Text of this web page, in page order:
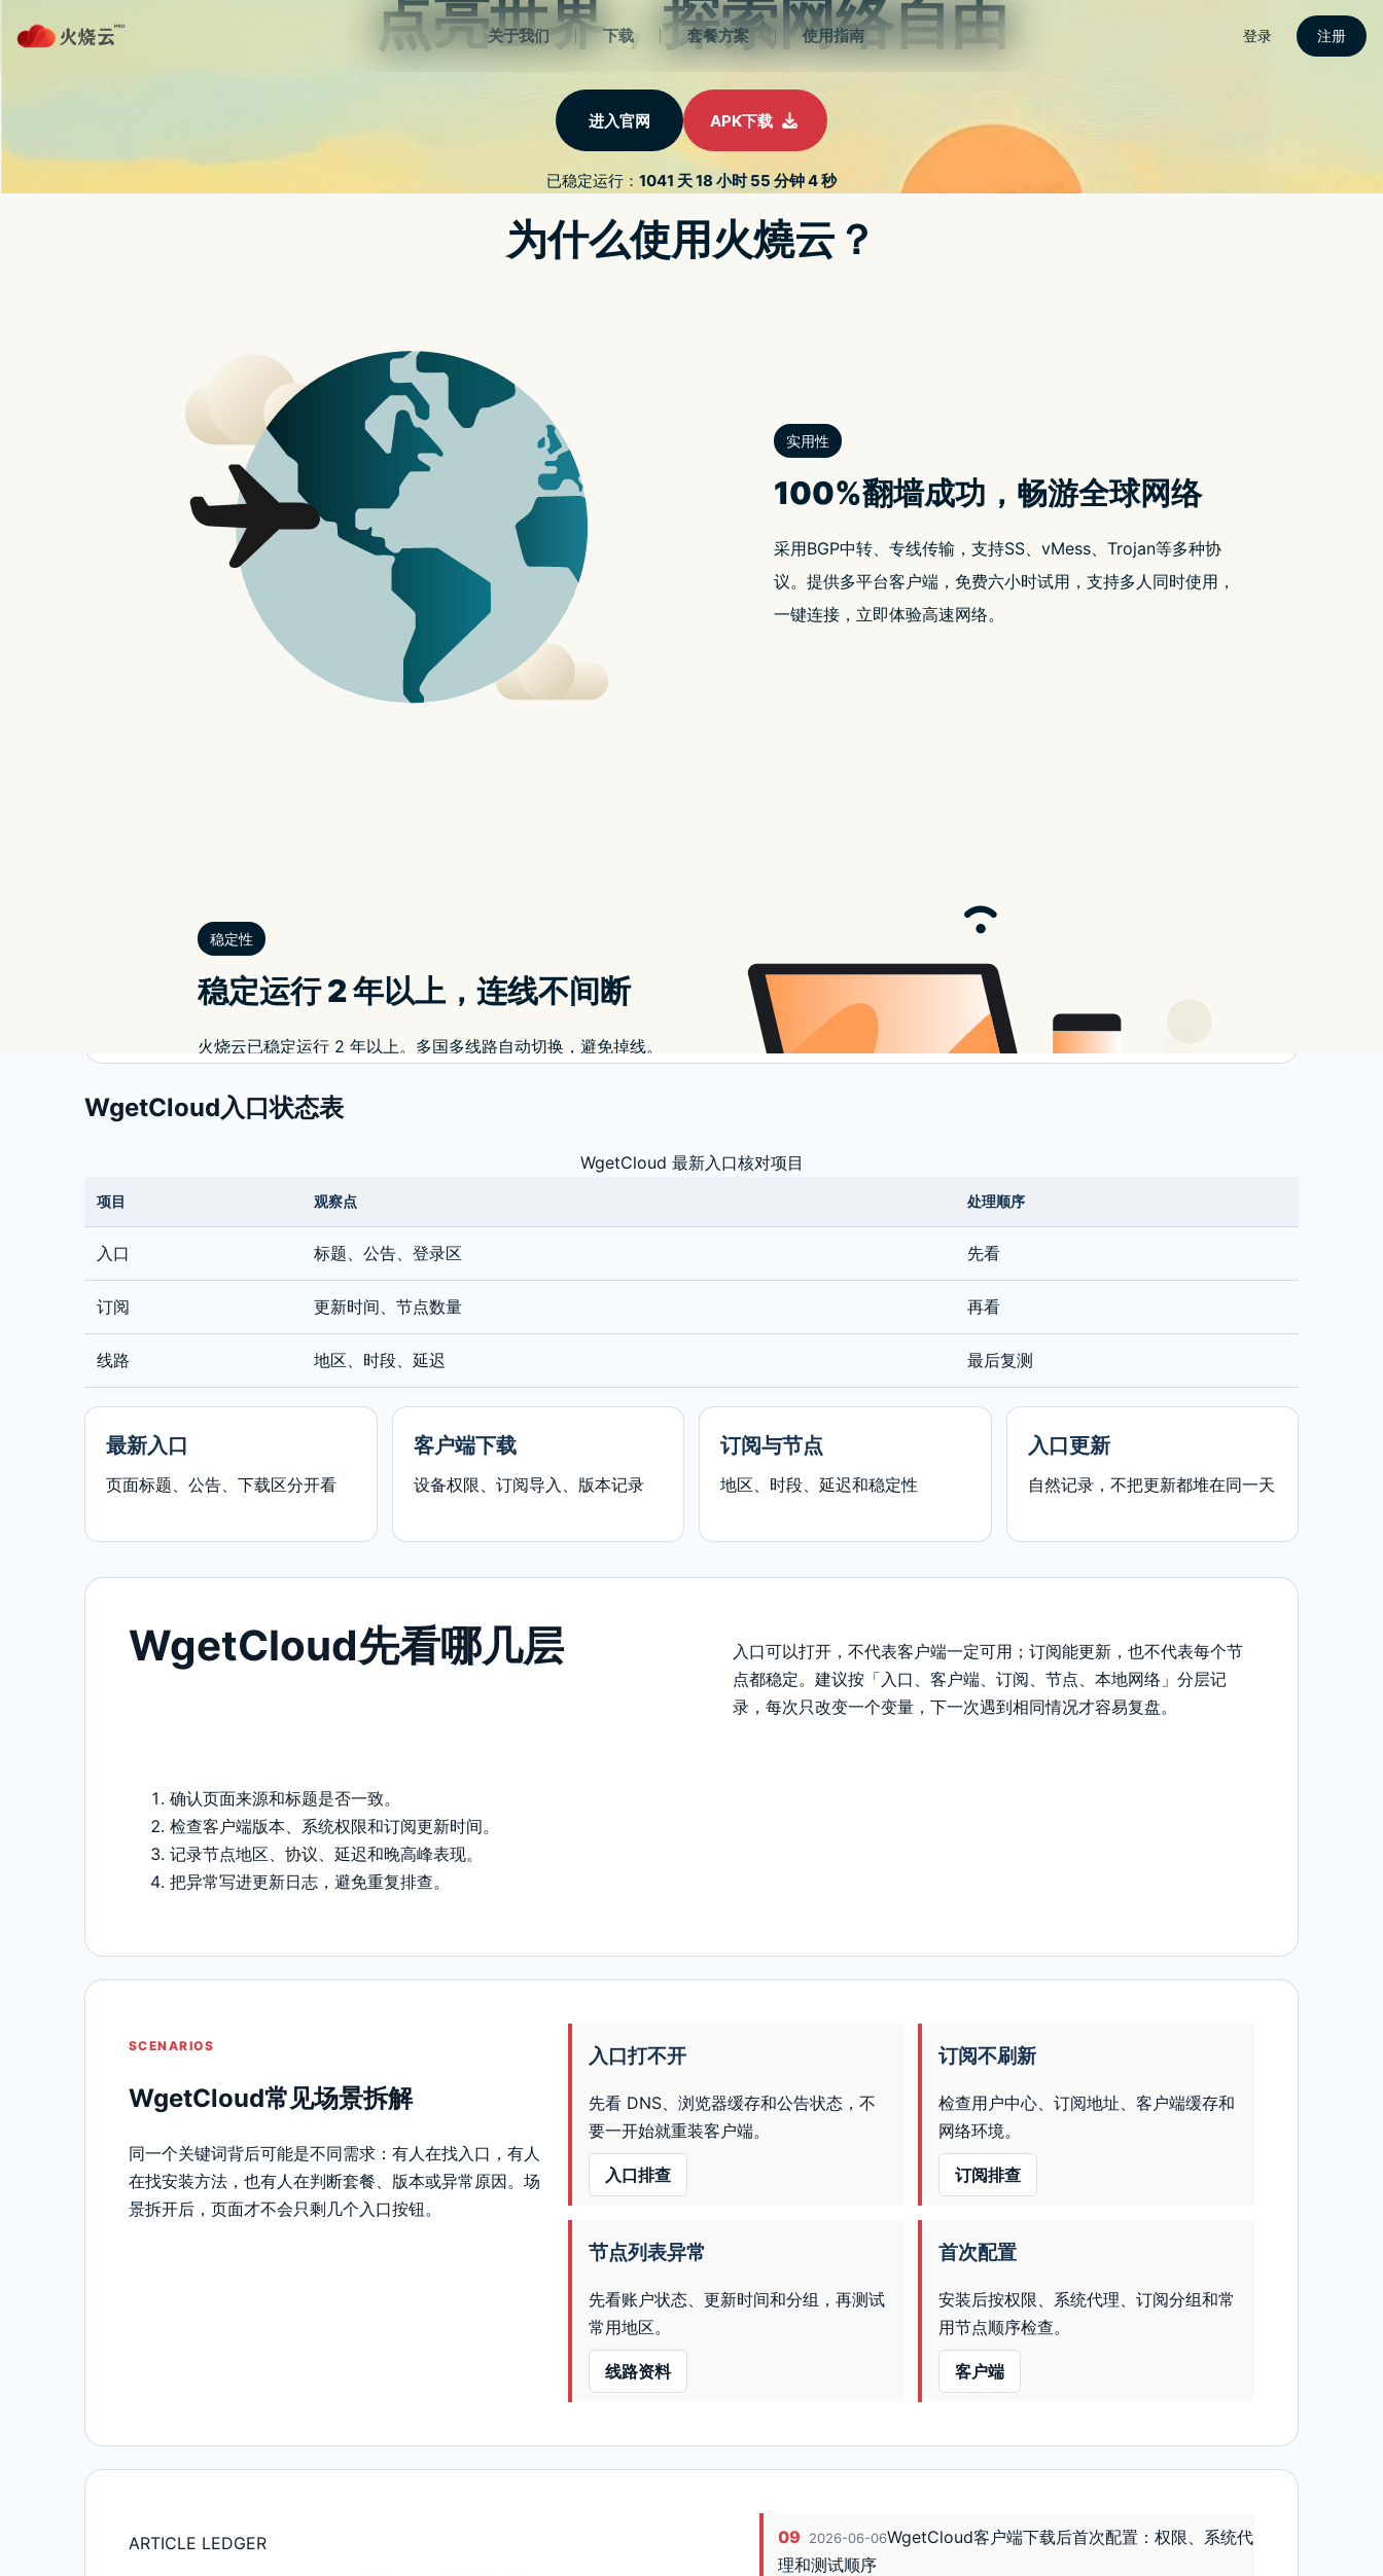
WgetCloud 订阅更新说明
WgetCloud 最新入口、官网登录、用户中心、订阅更新、客户端下载和节点线路状态整理。 把
官网登录、订阅刷新、客户端版本和节点状态分层记录，先确认入口，再看设备。 重点放在入
口核验、客户端下载、节点线路和排查记录。
客户端资料 WgetCloud / route note / client checklist
DNS、缓存、代理模式、本地网络
WgetCloud入口状态表
WgetCloud 最新入口核对项目
项目 观察点 处理顺序
入口 标题、公告、登录区 先看
订阅 更新时间、节点数量 再看
线路 地区、时段、延迟 最后复测
最新入口
页面标题、公告、下载区分开看
客户端下载
设备权限、订阅导入、版本记录
订阅与节点
地区、时段、延迟和稳定性
入口更新
自然记录，不把更新都堆在同一天
WgetCloud先看哪几层
入口可以打开，不代表客户端一定可用；订阅能更新，也不代表每个节
点都稳定。建议按「入口、客户端、订阅、节点、本地网络」分层记
录，每次只改变一个变量，下一次遇到相同情况才容易复盘。
确认页面来源和标题是否一致。
检查客户端版本、系统权限和订阅更新时间。
记录节点地区、协议、延迟和晚高峰表现。
把异常写进更新日志，避免重复排查。
SCENARIOS
WgetCloud常见场景拆解
同一个关键词背后可能是不同需求：有人在找入口，有人
在找安装方法，也有人在判断套餐、版本或异常原因。场
景拆开后，页面才不会只剩几个入口按钮。
入口打不开
先看 DNS、浏览器缓存和公告状态，不
要一开始就重装客户端。
入口排查
订阅不刷新
检查用户中心、订阅地址、客户端缓存和
网络环境。
订阅排查
节点列表异常
先看账户状态、更新时间和分组，再测试
常用地区。
线路资料
首次配置
安装后按权限、系统代理、订阅分组和常
用节点顺序检查。
客户端
ARTICLE LEDGER 09 2026-06-06WgetCloud客户端下载后首次配置：权限、系统代
理和测试顺序